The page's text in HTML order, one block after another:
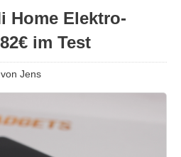
Home Elektro-
im Test
von Jens